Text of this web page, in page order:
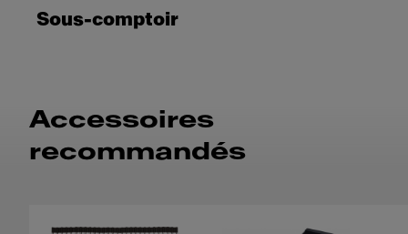
Sous-comptoir
Accessoires
recommandés